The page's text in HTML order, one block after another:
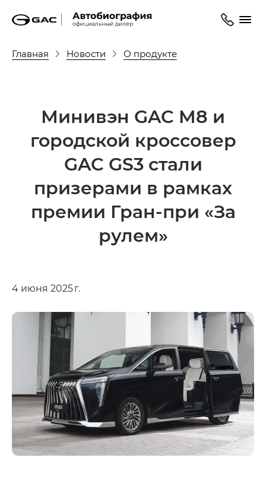
Главная Новости О продукте
Минивэн GAC M8 и
городской кроссовер
GAC GS3 стали
призерами в рамках
премии Гран-при «За
рулем»
4 июня 2025 г.